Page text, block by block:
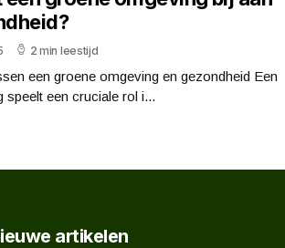
2 min leestijd
een groene omgeving en gezondheid Een
speelt een cruciale rol i...
artikelen